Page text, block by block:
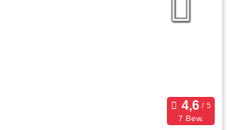
7 Bew.